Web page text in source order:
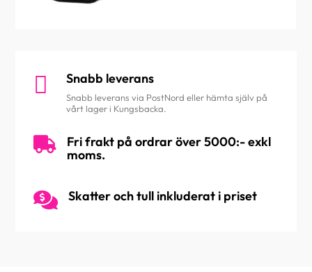
 Snabb leverans
Snabb leverans via PostNord eller hämta själv på
vårt lager i Kungsbacka.

Fri frakt på ordrar över 5000:- exkl
moms.
 Skatter och tull inkluderat i priset